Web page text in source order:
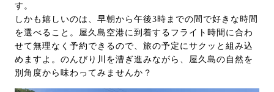
す。
しかも嬉しいのは、早朝から午後3時までの間で好きな時間
を選べること。屋久島空港に到着するフライト時間に合わ
せて無理なく予約できるので、旅の予定にサクッと組み込
めますよ。のんびり川を漕ぎ進みながら、屋久島の自然を
別角度から味わってみませんか？